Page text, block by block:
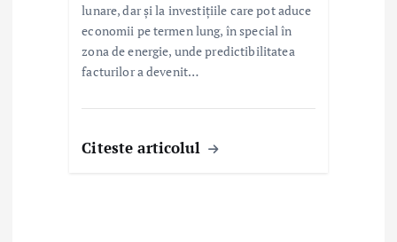
lunare, dar și la investițiile care pot aduce
economii pe termen lung, în special în
zona de energie, unde predictibilitatea
facturilor a devenit…
Citeste articolul